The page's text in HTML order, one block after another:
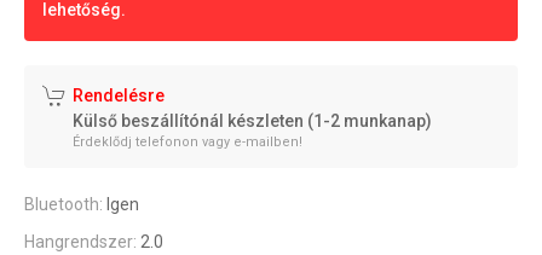
lehetőség.
Rendelésre
Külső beszállítónál készleten (1-2 munkanap)
Érdeklődj telefonon vagy e-mailben!
Bluetooth: Igen
Hangrendszer: 2.0